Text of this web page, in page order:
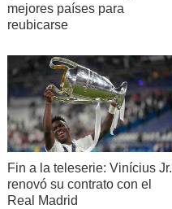
mejores países para
reubicarse
Fin a la teleserie: Vinícius Jr.
renovó su contrato con el
Real Madrid